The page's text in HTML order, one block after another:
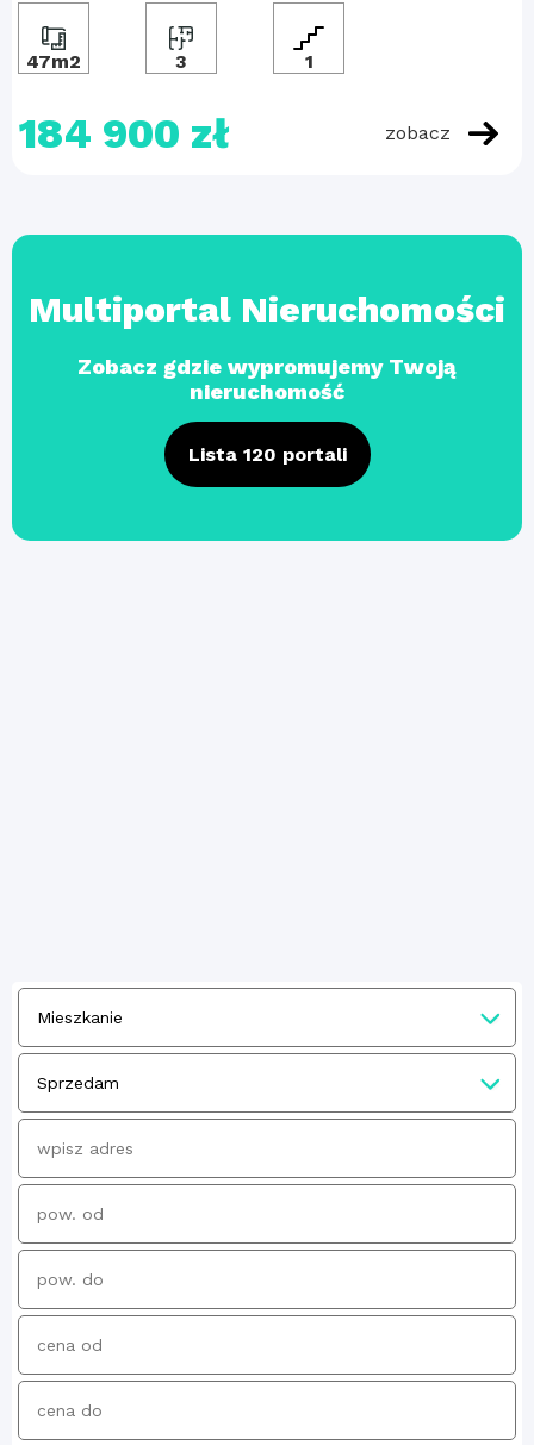
47m2 3 1
184 900 zł zobacz
Multiportal Nieruchomości
Zobacz gdzie wypromujemy Twoją
nieruchomość
Lista 120 portali